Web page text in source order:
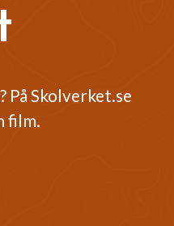
På Skolverket.se
film.